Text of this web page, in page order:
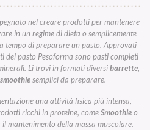
nel creare prodotti per mantenere
in un regime di dieta o semplicemente
tempo di preparare un pasto. Approvati
del pasto Pesoforma sono pasti completi
Li trovi in formati diversibarrette,
smoothiesemplici da preparare.
una attività fisica più intensa,
ricchi in proteine, comeSmoothieo
il mantenimento della massa muscolare.